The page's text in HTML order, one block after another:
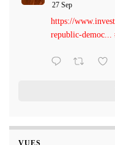
27 Sep
https://
republic-democ...
VUES